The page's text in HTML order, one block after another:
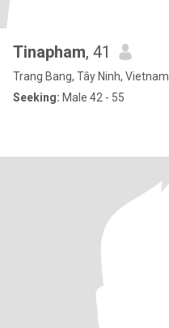
Tinapham, 41
Trang Bang, Tây Ninh, Vietnam
Seeking: Male 42 - 55